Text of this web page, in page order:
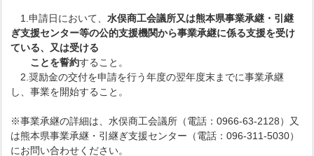
1.申請日において、水俣商工会議所又は熊本県事業承継・引継
ぎ支援センター等の公的支援機関から事業承継に係る支援を受け
ている、又は受ける
ことを誓約すること。
2.奨励金の交付を申請を行う年度の翌年度末までに事業承継
し、事業を開始すること。
※事業承継の詳細は、水俣商工会議所（電話：0966-63-2128）又
は熊本県事業承継・引継ぎ支援センター（電話：096-311-5030）
にお問い合わせください。